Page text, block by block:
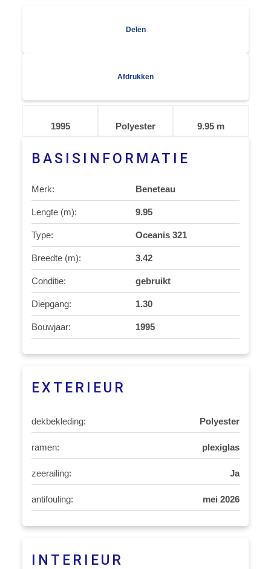
Delen
Afdrukken
1995 Polyester 9.95 m
BASISINFORMATIE
Merk: Beneteau
Lengte (m): 9.95
Type: Oceanis 321
Breedte (m): 3.42
Conditie: gebruikt
Diepgang: 1.30
Bouwjaar: 1995
EXTERIEUR
dekbekleding: Polyester
ramen: plexiglas
zeerailing: Ja
antifouling: mei 2026
INTERIEUR